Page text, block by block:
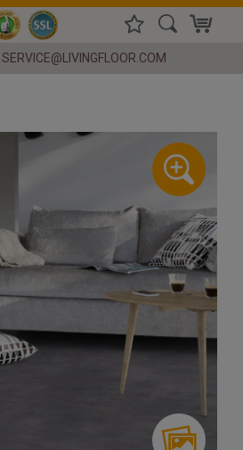
SERVICE@LIVINGFLOOR.COM